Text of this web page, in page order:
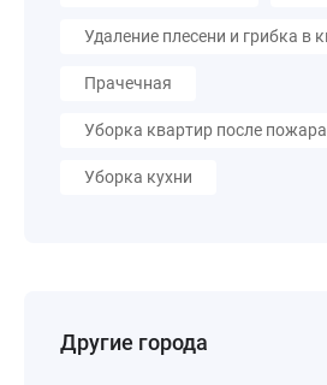
Удаление плесени и грибка в
Прачечная
Уборка квартир после пожара
Уборка кухни
Другие города